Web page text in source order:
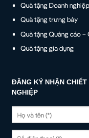
Quà tặng Doanh
Quà tặng trưng bày
Quà tặng Quảng cáo –
Quà tặng gia dụng
ĐĂNG KÝ NHẬN
NGHIỆP